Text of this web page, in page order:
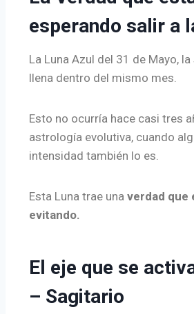
esperando salir a
La Luna Azul del 31 de Mayo,
llena dentro del mismo mes.
Esto no ocurría hace casi tres
astrología evolutiva, cuando
intensidad también lo es.
Esta Luna trae una verdad que
evitando.
El eje que se
– Sagitario